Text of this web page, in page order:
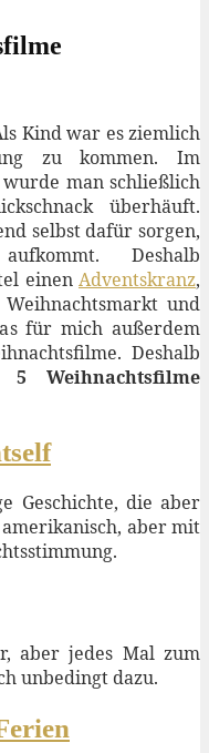
Kind war es ziemlich
zu kommen. Im
man schließlich
überhäuft.
selbst dafür sorgen,
Deshalb
einen Adventskranz,
und
für mich außerdem
Deshalb
Weihnachtsfilme
Geschichte, die aber
aber mit
aber jedes Mal zum
unbedingt dazu.